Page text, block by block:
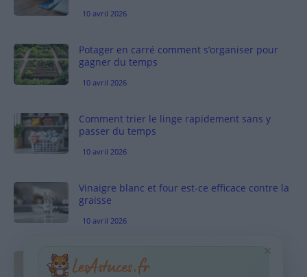
10 avril 2026
Potager en carré comment s’organiser pour
gagner du temps
10 avril 2026
Comment trier le linge rapidement sans y
passer du temps
10 avril 2026
Vinaigre blanc et four est-ce efficace contre la
graisse
10 avril 2026
Taches pigmentaires : routine simple +
habitudes qui aident
×